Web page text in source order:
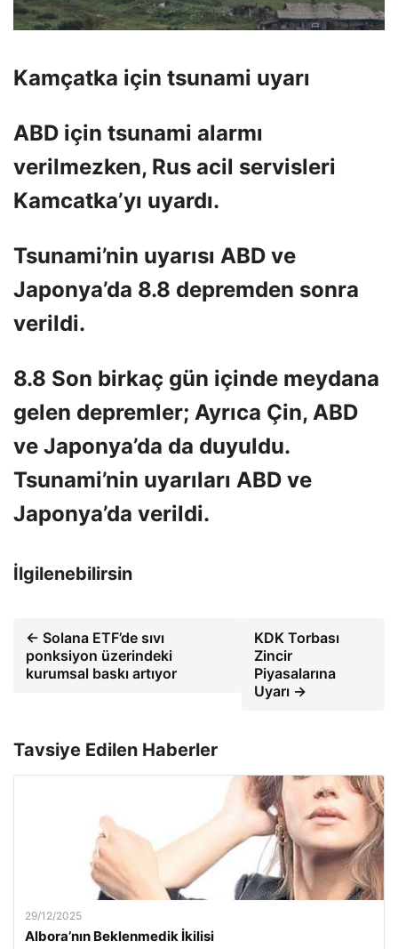
Kamçatka için tsunami uyarı
ABD için tsunami alarmı
verilmezken, Rus acil servisleri
Kamcatka’yı uyardı.
Tsunami’nin uyarısı ABD ve
Japonya’da 8.8 depremden sonra
verildi.
8.8 Son birkaç gün içinde meydana
gelen depremler; Ayrıca Çin, ABD
ve Japonya’da da duyuldu.
Tsunami’nin uyarıları ABD ve
Japonya’da verildi.
İlgilenebilirsin
← Solana ETF’de sıvı
ponksiyon üzerindeki
kurumsal baskı artıyor
KDK Torbası
Zincir
Piyasalarına
Uyarı →
Tavsiye Edilen Haberler
29/12/2025
Albora’nın Beklenmedik İkilisi